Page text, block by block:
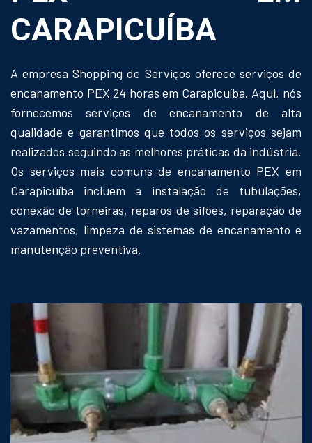
CARAPICUÍBA
A empresa Shopping de Serviços oferece serviços de
encanamento PEX 24 horas em Carapicuíba. Aqui, nós
fornecemos serviços de encanamento de alta
qualidade e garantimos que todos os serviços sejam
realizados seguindo as melhores práticas da indústria.
Os serviços mais comuns de encanamento PEX em
Carapicuíba incluem a instalação de tubulações,
conexão de torneiras, reparos de sifões, reparação de
vazamentos, limpeza de sistemas de encanamento e
manutenção preventiva.